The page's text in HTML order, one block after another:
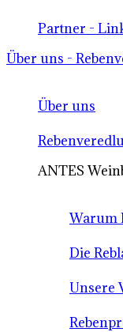
Partner -
Über uns -
Über uns
ANTES
Warum
Die
Unsere